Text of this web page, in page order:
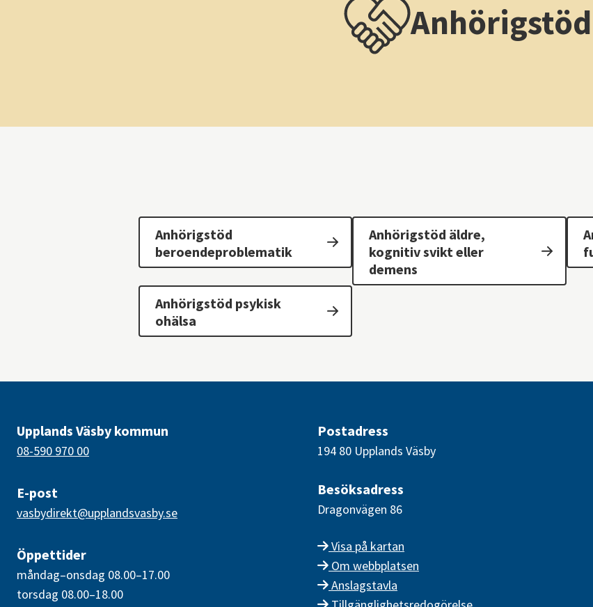
Anhörigstöd
Anhörigstöd
beroendeproblematik
Anhörigstöd äldre,
kognitiv svikt eller
demens
Anhörigstöd psykisk
ohälsa
Upplands Väsby kommun
08-590 970 00
E-post
vasbydirekt@upplandsvasby.se
Öppettider
måndag–onsdag 08.00–17.00
torsdag 08.00–18.00
Postadress
194 80 Upplands Väsby
Besöksadress
Dragonvägen 86
Visa på kartan
Om webbplatsen
Anslagstavla